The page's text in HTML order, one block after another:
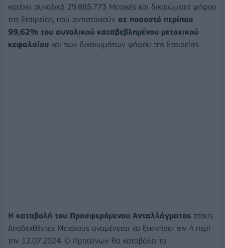
κατέχει συνολικά 29.885.773 Μετοχές και δικαιώματα ψήφου
της Εταιρείας, που αντιστοιχούν σε ποσοστό περίπου
99,62% του συνολικού καταβεβλημένου μετοχικού
κεφαλαίου και των δικαιωμάτων ψήφου της Εταιρείας.
Η καταβολή του Προσφερόμενου Ανταλλάγματος στους
Αποδεχθέντες Μετόχους αναμένεται να ξεκινήσει την ή περί
την 12.07.2024. Ο Προτείνων θα καταβάλει το